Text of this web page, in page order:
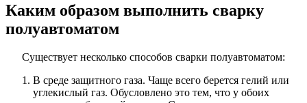
Каким образом выполнить сварку
полуавтоматом
Существует несколько способов сварки полуавтоматом:
В среде защитного газа. Чаще всего берется гелий или
углекислый газ. Обусловлено это тем, что у обоих